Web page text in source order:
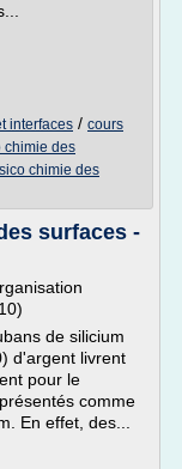
interfaces / cours
chimie des
chimie des
surfaces -
de silicium
d'argent livrent
pour le
comme
En effet, des...